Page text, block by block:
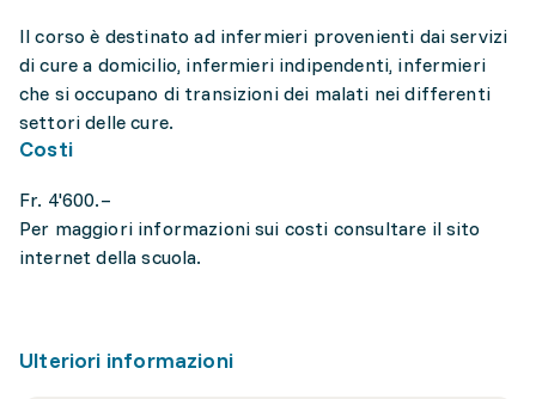
Il corso è destinato ad infermieri provenienti dai servizi
di cure a domicilio, infermieri indipendenti, infermieri
che si occupano di transizioni dei malati nei differenti
settori delle cure.
Costi
Fr. 4'600.–
Per maggiori informazioni sui costi consultare il sito
internet della scuola.
Ulteriori informazioni